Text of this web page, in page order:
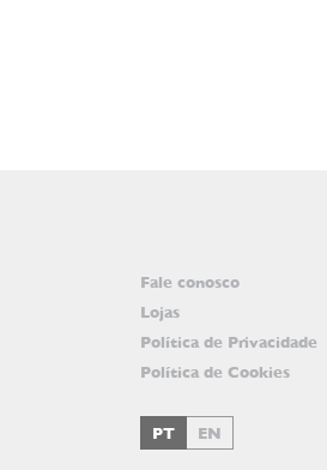
Fale conosco
Lojas
Política de Privacidade
Política de Cookies
PT EN